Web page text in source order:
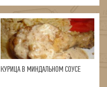
КУРИЦА В МИНДАЛЬНОМ СОУСЕ